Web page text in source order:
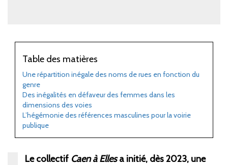
Table des matières
Une répartition inégale des noms de rues en fonction du
genre
Des inégalités en défaveur des femmes dans les
dimensions des voies
L’hégémonie des références masculines pour la voirie
publique
Le collectif Caen à Ellesa initié, dès 2023, une